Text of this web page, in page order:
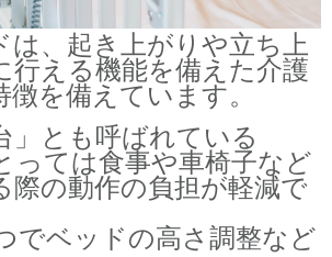
は、起き上がりや立ち上
行える機能を備えた介護
を備えています。
」とも呼ばれている
っては食事や車椅子など
際の動作の負担が軽減で
でベッドの高さ調整など